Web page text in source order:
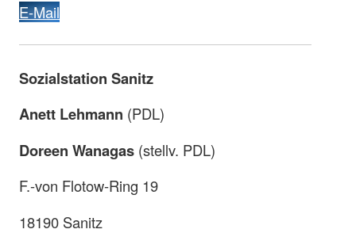
E-Mail
Sozialstation Sanitz
Anett Lehmann (PDL)
Doreen Wanagas (stellv. PDL)
F.-von Flotow-Ring 19
18190 Sanitz